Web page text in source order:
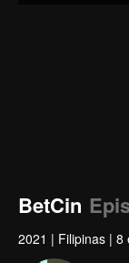
BetCin
2021 | Filipinas | 8